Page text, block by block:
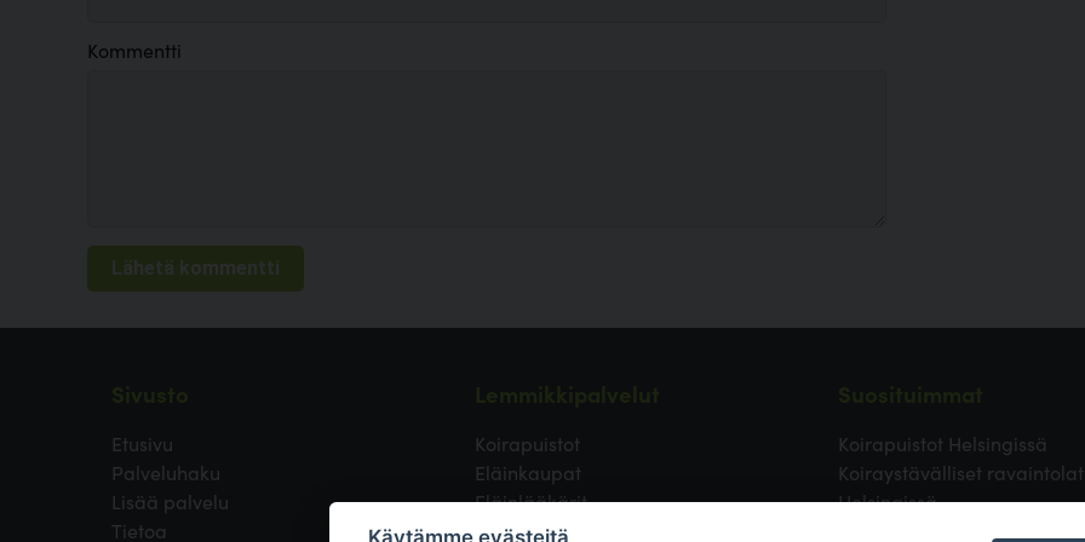
Kommentti
Etusivu
Palveluhaku
Lisää palvelu
Tietoa
Koirapuistot
Eläinkaupat
Eläinlääkärit
Koiraystävälliset ravintolat
Koirapuistot Helsingissä
Koiraystävälliset ravaintolat
Helsingissä
Käytämme evästeitä